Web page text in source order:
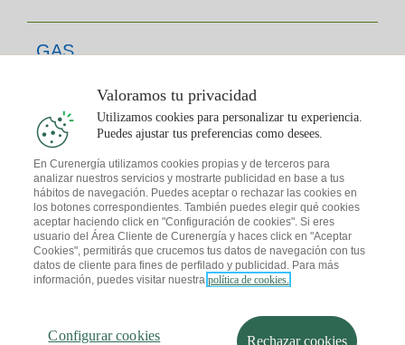
GAS
FOR YOU
CONTACT
APP CURENERGIA
Valoramos tu privacidad
Utilizamos cookies para personalizar tu experiencia.
Puedes ajustar tus preferencias como desees.
En Curenergía utilizamos cookies propias y de terceros para
analizar nuestros servicios y mostrarte publicidad en base a tus
hábitos de navegación. Puedes aceptar o rechazar las cookies en
los botones correspondientes. También puedes elegir qué cookies
aceptar haciendo click en "Configuración de cookies". Si eres
usuario del Área Cliente de Curenergía y haces click en "Aceptar
Cookies", permitirás que crucemos tus datos de navegación con tus
datos de cliente para fines de perfilado y publicidad. Para más
información, puedes visitar nuestra política de cookies.
Configurar cookies Rechazar cookies